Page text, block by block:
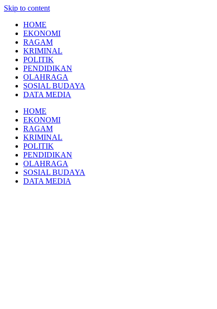
Skip to content
HOME
EKONOMI
RAGAM
KRIMINAL
POLITIK
PENDIDIKAN
OLAHRAGA
SOSIAL BUDAYA
DATA MEDIA
HOME
EKONOMI
RAGAM
KRIMINAL
POLITIK
PENDIDIKAN
OLAHRAGA
SOSIAL BUDAYA
DATA MEDIA